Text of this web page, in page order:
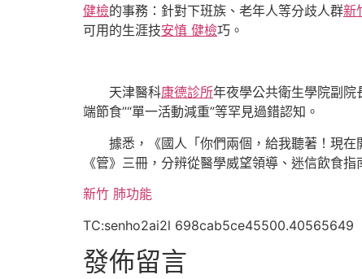
健檢的事務：針對下班族、老年人等分歧人群新
可用的生涯技安慎 健檢巧。
天津醫科康德診所年夜學公共衛生學院副院
端節食”“單一活動減重”等罕見過錯認知。
據悉，《國人「你們兩個，給我聽著！現
《管》三冊，分辨從醫學威望領導、迷信飲食指
新竹 肺功能
TC:senho2ai2l 698cab5ce45500.40565649
發佈留言